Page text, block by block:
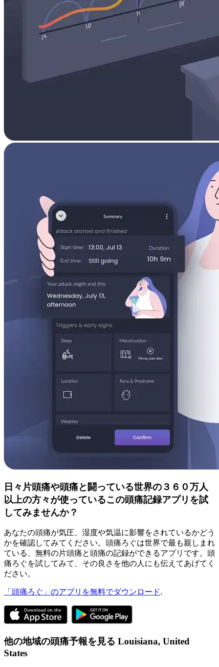
日々片頭痛や頭痛と闘っている世界の３６０万人
以上の方々が使っているこの頭痛記録アプリを試
してみませんか？
あなたの頭痛が気圧、湿度や気温に影響をされているかどう
かを確認してみてください。頭痛ろぐは世界で最も親しまれ
ている、無料の片頭痛と頭痛の記録ができるアプリです。頭
痛ろぐを試してみて、その良さを他の人にも伝えてあげてく
ださい。
「頭痛ろぐ」のアプリを無料でダウンロード.
他の地域の頭痛予報を見る Louisiana, United
States